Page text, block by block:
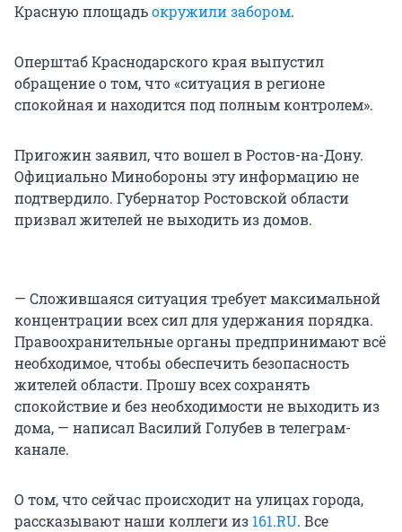
Красную площадьокружили забором.
Оперштаб Краснодарского края выпустил
обращение о том, что «ситуация в регионе
спокойная и находится под полным контролем».
Пригожин заявил, что вошел в Ростов-на-Дону.
Официально Минобороны эту информацию не
подтвердило. Губернатор Ростовской области
призвал жителей не выходить из домов.
— Сложившаяся ситуация требует максимальной
концентрации всех сил для удержания порядка.
Правоохранительные органы предпринимают всё
необходимое, чтобы обеспечить безопасность
жителей области. Прошу всех сохранять
спокойствие и без необходимости не выходить из
дома, — написал Василий Голубев в телеграм-
канале.
О том, что сейчас происходит на улицах города,
рассказывают наши коллеги из 161.RU. Все